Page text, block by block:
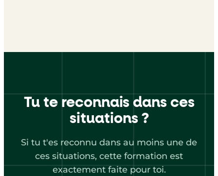
Tu te reconnais dans ces
situations ?
Si tu t'es reconnu dans au moins une de
ces situations, cette formation est
exactement faite pour toi.